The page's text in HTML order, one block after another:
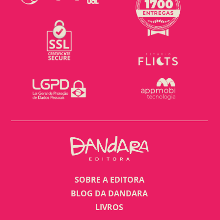
SOBRE A EDITORA
BLOG DA DANDARA
LIVROS